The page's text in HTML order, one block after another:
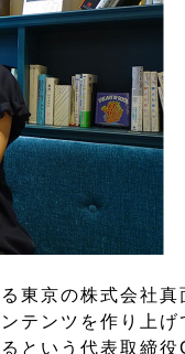
東京の株式会社
テンツを作り上
という代表取締